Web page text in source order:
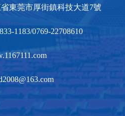
東莞市厚街鎮科技大道7號
1183/0769-22708610